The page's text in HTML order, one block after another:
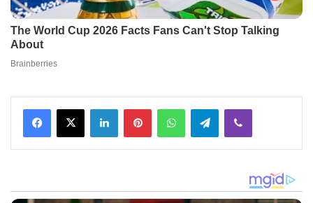
Facebook
X LinkedInPinterestWhatsAppTelegramViber